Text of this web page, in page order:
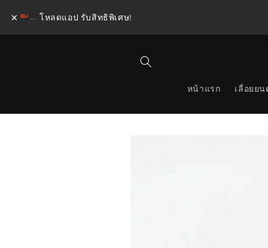
ข้ามไป
หน้าแรก เลื่อยยน
× โหลดแอป รับสิทธิพิเศษ!